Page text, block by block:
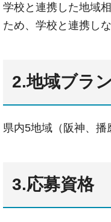
学校と連携した地域
ため、学校と連携し
2.地域ブラ
県内5地域（阪神、播
3.応募資格